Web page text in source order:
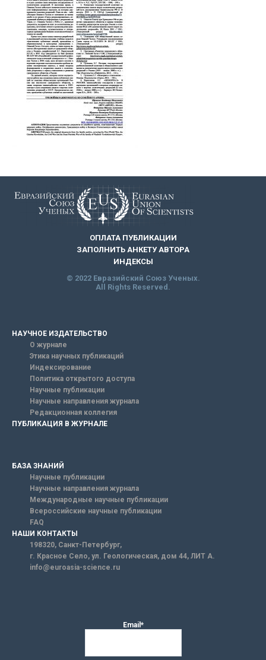
ОПЛАТА ПУБЛИКАЦИИ
ЗАПОЛНИТЬ АНКЕТУ АВТОРА
ИНДЕКСЫ
© 2022 Евразийский Союз Ученых.
All Rights Reserved.
НАУЧНОЕ ИЗДАТЕЛЬСТВО
О журнале
Этика научных публикаций
Индексирование
Политика открытого доступа
Научные публикации
Научные направления журнала
Редакционная коллегия
ПУБЛИКАЦИЯ В ЖУРНАЛЕ
БАЗА ЗНАНИЙ
Научные публикации
Научные направления журнала
Международные научные публикации
Всероссийские научные публикации
FAQ
НАШИ КОНТАКТЫ
198320, Санкт-Петербург,
г. Красное Село, ул. Геологическая, дом 44, ЛИТ А.
info@euroasia-science.ru
Email*